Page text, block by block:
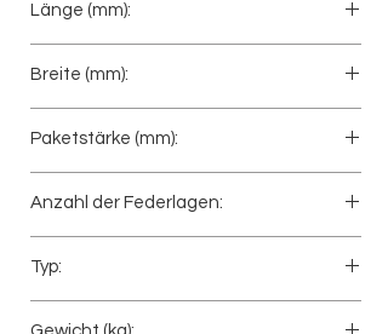
Länge (mm):
Breite (mm):
Paketstärke (mm):
Anzahl der Federlagen:
Typ: